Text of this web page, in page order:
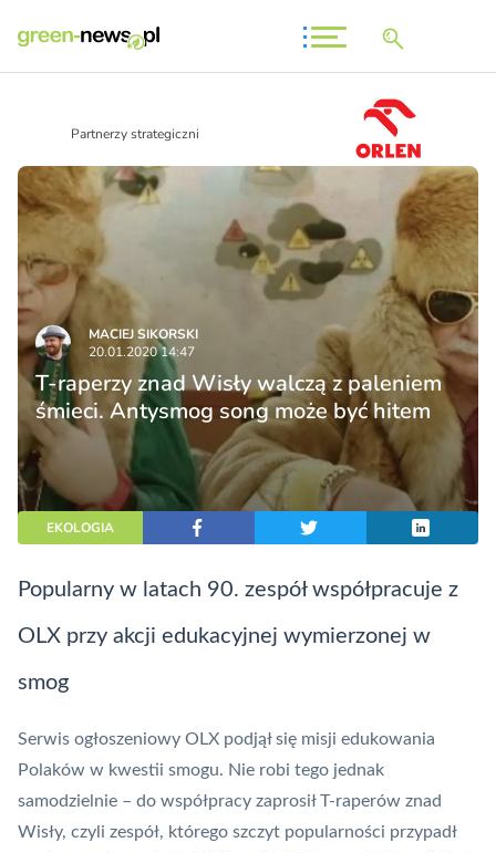
Partnerzy strategiczni
MACIEJ SIKORSKI
20.01.2020 14:47
T-raperzy znad Wisły walczą z paleniem
śmieci. Antysmog song może być hitem
EKOLOGIA
Popularny w latach 90. zespół współpracuje z
OLX przy akcji edukacyjnej wymierzonej w
smog
Serwis ogłoszeniowy OLX podjął się misji edukowania
Polaków w kwestii smogu. Nie robi tego jednak
samodzielnie – do współpracy zaprosił T-raperów znad
Wisły, czyli zespół, którego szczyt popularności przypadł